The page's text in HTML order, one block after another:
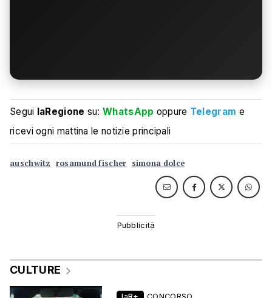
Segui laRegione su:WhatsApp oppure Telegram e
ricevi ogni mattina le notizie principali
auschwitz rosamund fischer simona dolce
CULTURE